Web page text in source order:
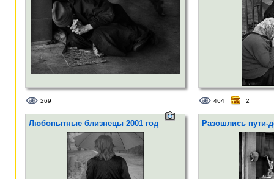
269 464 2
Любопытные близнецы 2001 год Разошлись пути-